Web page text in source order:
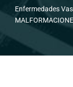
Enfermedades